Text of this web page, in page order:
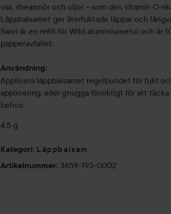
vax, sheasmör och oljor – som den vitamin C-
Läppbalsamet ger återfuktade läppar och
Swirl är en refill för Wild aluminiumetui och är
papperavfallet.
Användning:
Applicera läppbalsamet regelbundet för fukt
applicering, eller gnugga försiktigt för att
behov.
4,5 g
Kategori: Läppbalsam
Artikelnummer: 3659-193-0002